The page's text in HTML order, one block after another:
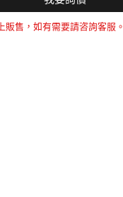
售，如有需要請咨詢客服。